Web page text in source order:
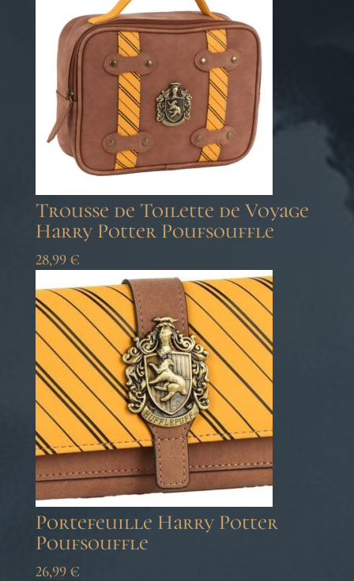
Trousse de Toilette de Voyage
Harry Potter Poufsouffle
28,99 €
Portefeuille Harry Potter
Poufsouffle
26,99 €